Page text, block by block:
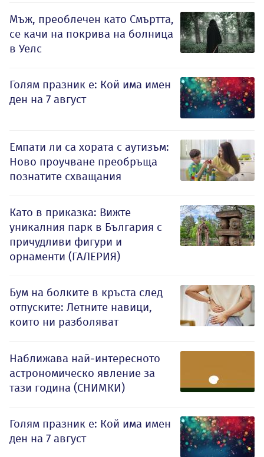
Мъж, преоблечен като Смъртта,
се качи на покрива на болница
в Уелс
Голям празник е: Кой има имен
ден на 7 август
Емпати ли са хората с аутизъм:
Ново проучване преобръща
познатите схващания
Като в приказка: Вижте
уникалния парк в България с
причудливи фигури и
орнаменти (ГАЛЕРИЯ)
Бум на болките в кръста след
отпуските: Летните навици,
които ни разболяват
Наближава най-интересното
астрономическо явление за
тази година (СНИМКИ)
Голям празник е: Кой има имен
ден на 7 август